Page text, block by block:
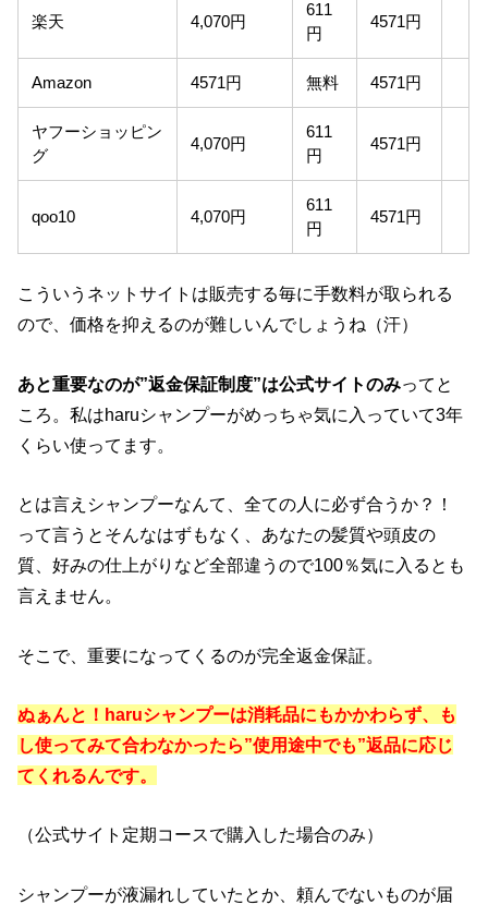
楽天 4,070円
611
円
4571円
Amazon 4571円 無料 4571円
ヤフーショッピン
グ
4,070円
611
円
4571円
qoo10 4,070円
611
円
4571円
こういうネットサイトは販売する毎に手数料が取られる
ので、価格を抑えるのが難しいんでしょうね（汗）
あと重要なのが”返金保証制度”は公式サイトのみってと
ころ。私はharuシャンプーがめっちゃ気に入っていて3年
くらい使ってます。
とは言えシャンプーなんて、全ての人に必ず合うか？！
って言うとそんなはずもなく、あなたの髪質や頭皮の
質、好みの仕上がりなど全部違うので100％気に入るとも
言えません。
そこで、重要になってくるのが完全返金保証。
ぬぁんと！haruシャンプーは消耗品にもかかわらず、も
し使ってみて合わなかったら”使用途中でも”返品に応じ
てくれるんです。
（公式サイト定期コースで購入した場合のみ）
シャンプーが液漏れしていたとか、頼んでないものが届